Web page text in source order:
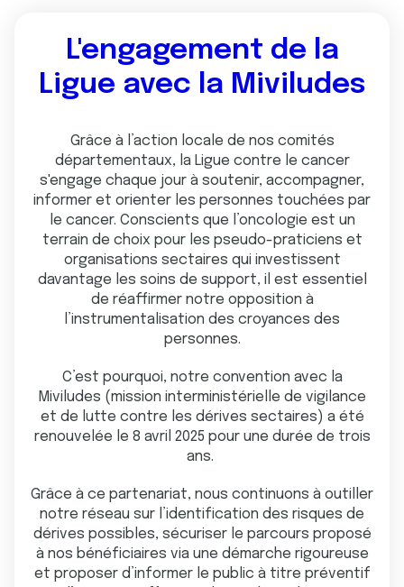
L'engagement de la
Ligue avec la Miviludes
Grâce à l’action locale de nos comités
départementaux, la Ligue contre le cancer
s'engage chaque jour à soutenir, accompagner,
informer et orienter les personnes touchées par
le cancer. Conscients que l’oncologie est un
terrain de choix pour les pseudo-praticiens et
organisations sectaires qui investissent
davantage les soins de support, il est essentiel
de réaffirmer notre opposition à
l’instrumentalisation des croyances des
personnes.
C’est pourquoi, notre convention avec la
Miviludes (mission interministérielle de vigilance
et de lutte contre les dérives sectaires) a été
renouvelée le 8 avril 2025 pour une durée de trois
ans.
Grâce à ce partenariat, nous continuons à outiller
notre réseau sur l’identification des risques de
dérives possibles, sécuriser le parcours proposé
à nos bénéficiaires via une démarche rigoureuse
et proposer d’informer le public à titre préventif